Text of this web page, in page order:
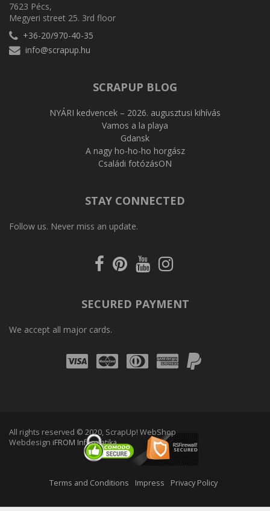
7623 Pécs,
Megyeri street 25. 3rd floor
+36-20/970-40-35
info@scrapup.hu
SCRAPUP BLOG
NYÁRI kedvencek – 2026. augusztusi kihívás
Vamos a la playa
Gdansk
A nagy ho-ho-ho horgász
Családi fotózásON
STAY CONNECTED
Follow us. Never miss an update.
FacebookPinterestYoutubeInstagram
SECURED PAYMENT
We accept all major cards.
Visa Mastercard
Diners
Club
AmexPayPal
All rights reserved © 2020, ScrapUp! WebShop
Webdesign iFROM Informatika
Terms and Conditions Impress Privacy Policy